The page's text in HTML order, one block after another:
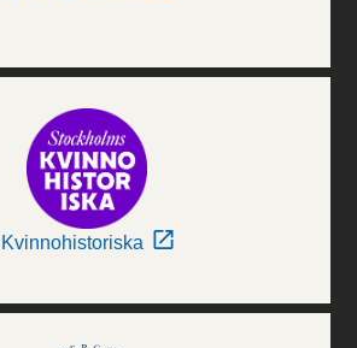
Kvinnohistoriska